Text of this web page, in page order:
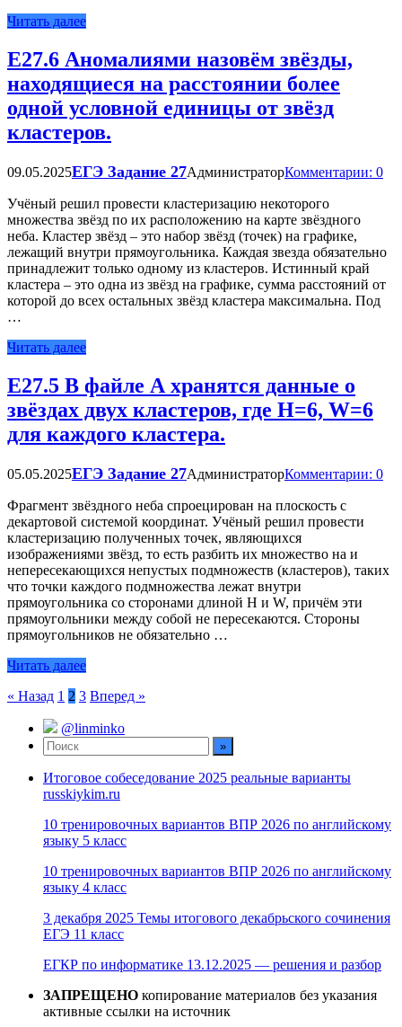
Читать далее
Е27.6 Аномалиями назовём звёзды,
находящиеся на расстоянии более
одной условной единицы от звёзд
кластеров.
09.05.2025ЕГЭ Задание 27АдминистраторКомментарии: 0
Учёный решил провести кластеризацию некоторого
множества звёзд по их расположению на карте звёздного
неба. Кластер звёзд – это набор звёзд (точек) на графике,
лежащий внутри прямоугольника. Каждая звезда обязательно
принадлежит только одному из кластеров. Истинный край
кластера – это одна из звёзд на графике, сумма расстояний от
которой до всех остальных звёзд кластера максимальна. Под
…
Читать далее
Е27.5 В файле А хранятся данные о
звёздах двух кластеров, где H=6, W=6
для каждого кластера.
05.05.2025ЕГЭ Задание 27АдминистраторКомментарии: 0
Фрагмент звёздного неба спроецирован на плоскость с
декартовой системой координат. Учёный решил провести
кластеризацию полученных точек, являющихся
изображениями звёзд, то есть разбить их множество на и
непересекающихся непустых подмножеств (кластеров), таких
что точки каждого подмножества лежат внутри
прямоугольника со сторонами длиной H и W, причём эти
прямоугольники между собой не пересекаются. Стороны
прямоугольников не обязательно …
Читать далее
Пагинация
записей
« Назад 1 2 3 Вперед »
@linminko
Итоговое собеседование 2025 реальные варианты
russkiykim.ru
10 тренировочных вариантов ВПР 2026 по английскому
языку 5 класс
10 тренировочных вариантов ВПР 2026 по английскому
языку 4 класс
3 декабря 2025 Темы итогового декабрьского сочинения
ЕГЭ 11 класс
ЕГКР по информатике 13.12.2025 — решения и разбор
ЗАПРЕЩЕНО копирование материалов без указания
активные ссылки на источник